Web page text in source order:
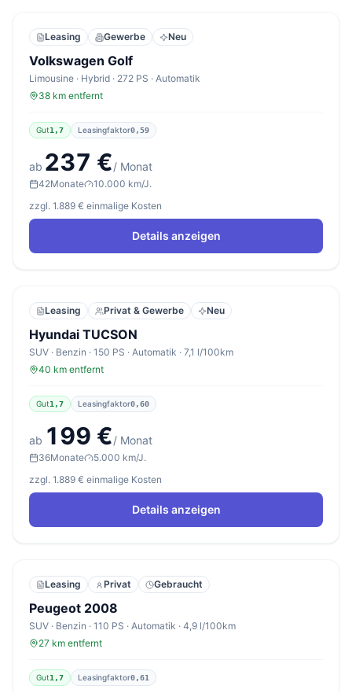
Leasing Gewerbe Neu
Volkswagen Golf
Limousine · Hybrid · 272 PS · Automatik
38 km entfernt
Gut1,7 Leasingfaktor0,59
ab 237 €/ Monat
42Monate
10.000 km/J.
zzgl. 1.889 € einmalige Kosten
Details anzeigen
Leasing Privat & Gewerbe Neu
Hyundai TUCSON
SUV · Benzin · 150 PS · Automatik · 7,1 l/100km
40 km entfernt
Gut1,7 Leasingfaktor0,60
ab 199 €/ Monat
36Monate
5.000 km/J.
zzgl. 1.889 € einmalige Kosten
Details anzeigen
Leasing Privat Gebraucht
Peugeot 2008
SUV · Benzin · 110 PS · Automatik · 4,9 l/100km
27 km entfernt
Gut1,7 Leasingfaktor0,61